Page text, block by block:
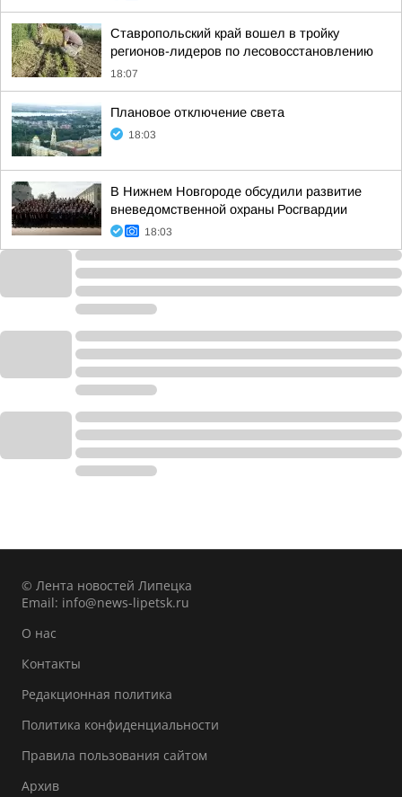
Ставропольский край вошел в тройку
регионов-лидеров по лесовосстановлению
18:07
Плановое отключение света
18:03
В Нижнем Новгороде обсудили развитие
вневедомственной охраны Росгвардии
18:03
© Лента новостей Липецка
Email: info@news-lipetsk.ru
О нас
Контакты
Редакционная политика
Политика конфиденциальности
Правила пользования сайтом
Архив